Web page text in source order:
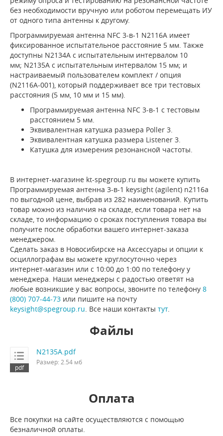
без необходимости вручную или роботом перемещать ИУ
от одного типа антенны к другому.
Программируемая антенна NFC 3-в-1 N2116A имеет
фиксированное испытательное расстояние 5 мм. Также
доступны N2134A с испытательным интервалом 10
мм; N2135A с испытательным интервалом 15 мм; и
настраиваемый пользователем комплект / опция
(N2116A-001), который поддерживает все три тестовых
расстояния (5 мм, 10 мм и 15 мм).
Программируемая антенна NFC 3-в-1 с тестовым
расстоянием 5 мм.
Эквивалентная катушка размера Poller 3.
Эквивалентная катушка размера Listener 3.
Катушка для измерения резонансной частоты.
В интернет-магазине kt-spegroup.ru вы можете купить
Программируемая антенна 3-в-1 keysight (agilent) n2116a
по выгодной цене, выбрав из 282 наименований. Купить
товар можно из наличия на складе, если товара нет на
складе, то информацию о сроках поступления товара вы
получите после обработки вашего интернет-заказа
менеджером.
Сделать заказ в Новосибирске на Аксессуары и опции к
осциллографам вы можете круглосуточно через
интернет-магазин или с 10:00 до 1:00 по телефону у
менеджера. Наши менеджеры с радостью ответят на
любые возникшие у вас вопросы, звоните по телефону 8
(800) 707-44-73 или пишите на почту
keysight@spegroup.ru. Все наши контакты тут.
Файлы
N2135A.pdf
Размер: 2.54 мб
Оплата
Все покупки на сайте осуществляются с помощью
безналичной оплаты.